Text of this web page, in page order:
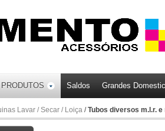
PRODUTOS Saldos Grandes
Lavar / Secar / Loiça /Tubos diversos m.l.r. e